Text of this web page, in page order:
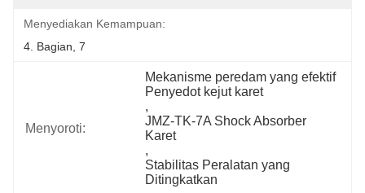
Menyediakan Kemampuan:
4. Bagian, 7
Menyoroti:
Mekanisme peredam yang efektif
Penyedot kejut karet
,
JMZ-TK-7A Shock Absorber
Karet
,
Stabilitas Peralatan yang
Ditingkatkan